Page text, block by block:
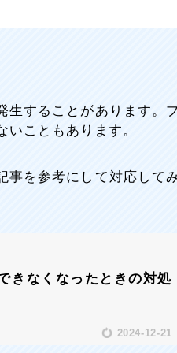
生することがあります。
こともあります。
事を参考にして対応して
きなくなったときの対処
2024-12-21